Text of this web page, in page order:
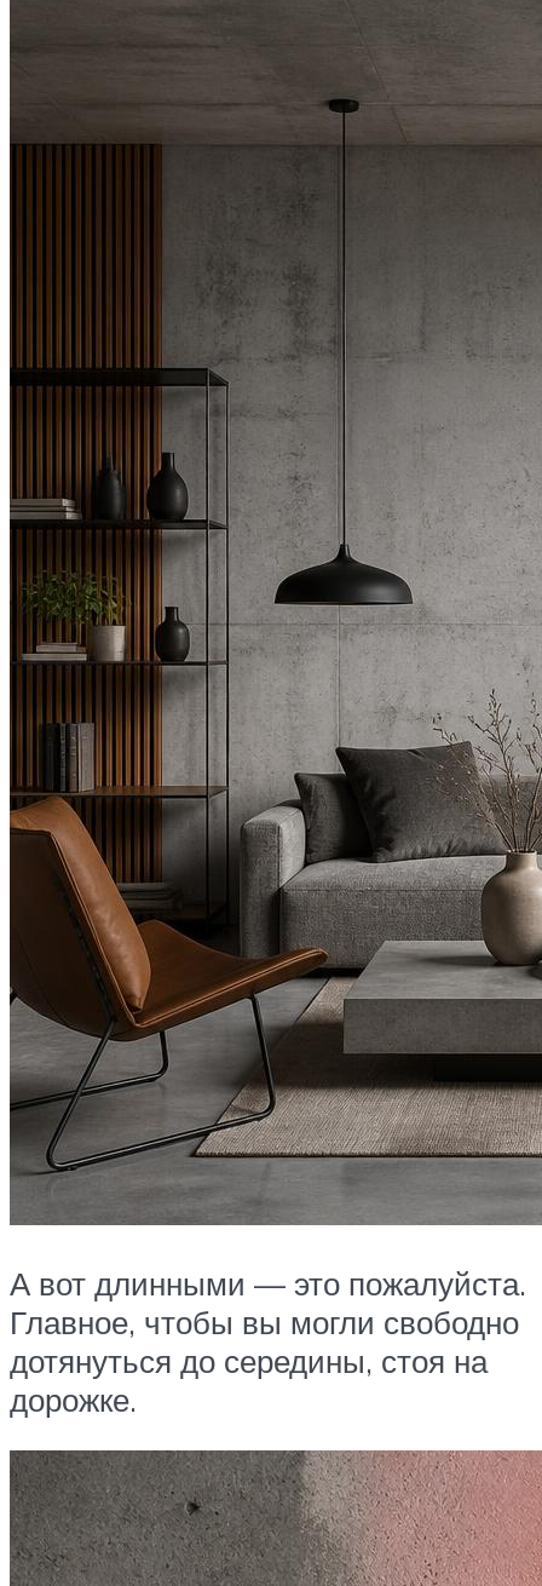
А вот длинными — это пожалуйста.
Главное, чтобы вы могли свободно
дотянуться до середины, стоя на
дорожке.